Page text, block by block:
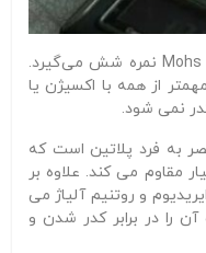
علاوه بر این، پلاتین در مقیاس سختی Mohs نمره شش می‌گیرد.
از همه با اکسیژن یا
نمی شود.
به فرد پلاتین است که
مقاوم می کند. علاوه بر
و روتنیم آلیاژ می
را در برابر کدر شدن و